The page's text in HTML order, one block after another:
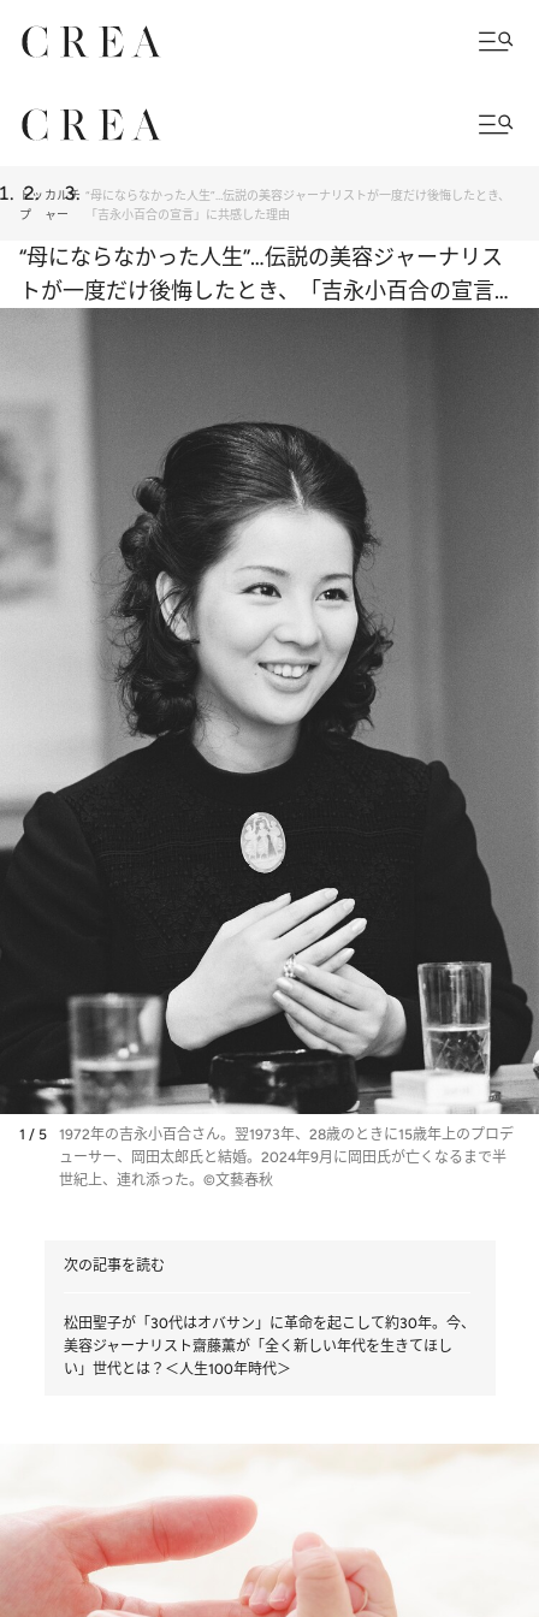
トッ
プ
カルチ
ャー
“母にならなかった人生”…伝説の美容ジャーナリストが一度だけ後悔したとき、
「吉永小百合の宣言」に共感した理由
“母にならなかった人生”…伝説の美容ジャーナリス
トが一度だけ後悔したとき、「吉永小百合の宣言」
に共感した理由
1 / 5
1972年の吉永小百合さん。翌1973年、28歳のときに15歳年上のプロデ
ューサー、岡田太郎氏と結婚。2024年9月に岡田氏が亡くなるまで半
世紀上、連れ添った。©文藝春秋
次の記事を読む
松田聖子が「30代はオバサン」に革命を起こして約30年。今、
美容ジャーナリスト齋藤薫が「全く新しい年代を生きてほし
い」世代とは？＜人生100年時代＞